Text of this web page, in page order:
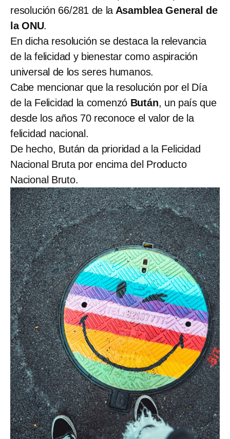
resolución 66/281 de la Asamblea General de
la ONU.
En dicha resolución se destaca la relevancia
de la felicidad y bienestar como aspiración
universal de los seres humanos.
Cabe mencionar que la resolución por el Día
de la Felicidad la comenzó Bután, un país que
desde los años 70 reconoce el valor de la
felicidad nacional.
De hecho, Bután da prioridad a la Felicidad
Nacional Bruta por encima del Producto
Nacional Bruto.